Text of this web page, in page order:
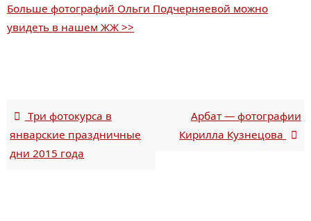
Больше фотографий Ольги Подчерняевой можно
увидеть в нашем ЖЖ >>
Три фотокурса в
январские праздничные
дни 2015 года
Арбат — фотографии
Кирилла Кузнецова